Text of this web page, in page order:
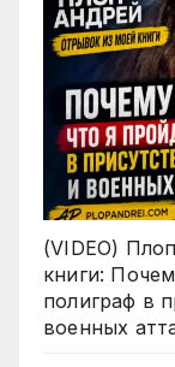
(VIDEO)
книги:
полиграф в
военных